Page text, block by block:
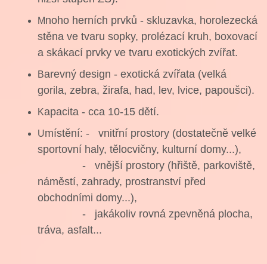
Mnoho herních prvků - skluzavka, horolezecká
stěna ve tvaru sopky, prolézací kruh, boxovací
a skákací prvky ve tvaru exotických zvířat.
Barevný design - exotická zvířata (velká
gorila, zebra, žirafa, had, lev, lvice, papoušci).
Kapacita - cca 10-15 dětí.
Umístění: - vnitřní prostory (dostatečně velké
sportovní haly, tělocvičny, kulturní domy...),
- vnější prostory (hřiště, parkoviště,
náměstí, zahrady, prostranství před
obchodními domy...),
- jakákoliv rovná zpevněná plocha,
tráva, asfalt...